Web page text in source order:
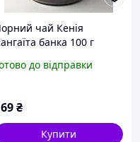
чай Кенія
банка 100 г
унікальний медово-
до відправки
₴
Купити